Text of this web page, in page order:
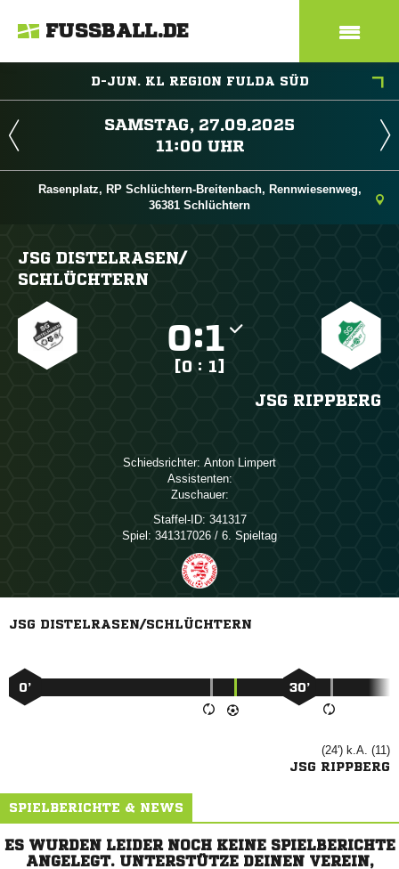
FUSSBALL.DE
D-JUN. KL REGION FULDA SÜD
 
 
Rasenplatz, RP Schlüchtern-Breitenbach, Rennwiesenweg,
36381 Schlüchtern
JSG DISTELRASEN/​
SCHLÜCHTERN
:
[0 : 1]
JSG RIPPBERG
Schiedsrichter:  
Assistenten:
Zuschauer:
Staffel-ID: 341317
Spiel: 341317026 / 6. Spieltag
JSG DISTELRASEN/SCHLÜCHTERN
0’ 30’
(24') k.A. (11)
JSG RIPPBERG
SPIELBERICHTE & NEWS
ES WURDEN LEIDER NOCH KEINE SPIELBERICHTE
ANGELEGT. UNTERSTÜTZE DEINEN VEREIN,